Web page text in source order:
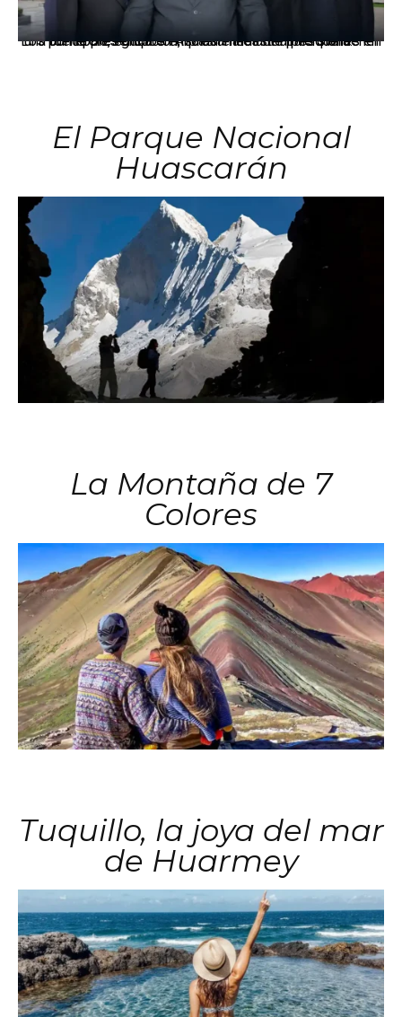
Los principales grupos empresariales del país mantienen una fuerte presencia en Áncash mediante inversiones en comercio, educación, salud e industria pesquera.
El Parque Nacional
Huascarán
La Montaña de 7
Colores
Tuquillo, la joya del mar
de Huarmey